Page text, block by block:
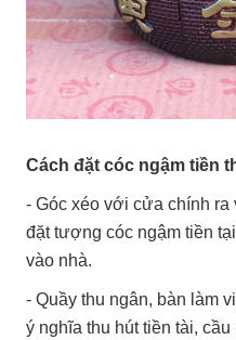
Cách đặt cóc ngậm tiền
- Góc xéo với cửa chính
đặt tượng cóc ngậm tiền
vào nhà.
- Quầy thu ngân, bàn làm
ý nghĩa thu hút tiền tài,